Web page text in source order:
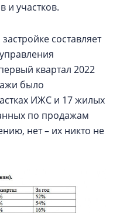
и участков.
составляет
квартал 2022
было
ИЖС и 17 жилых
по продажам
нет – их никто не